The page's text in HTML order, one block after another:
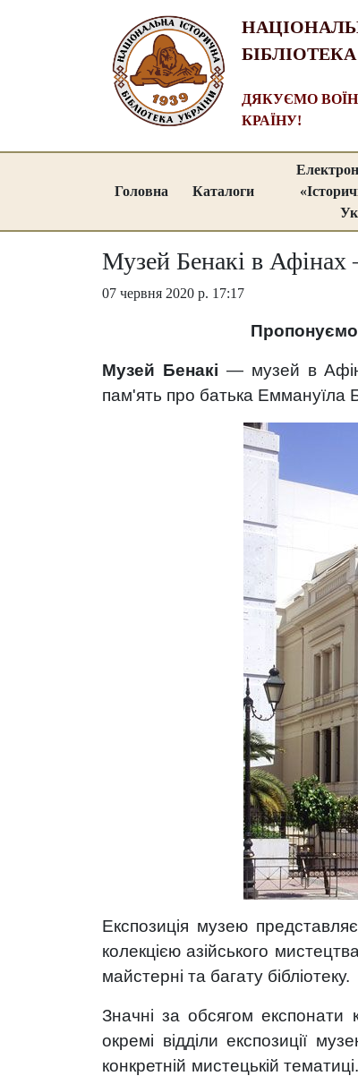
ДЯКУЄМО
КРАЇНУ!
Головна Каталоги
Музей Бенакі в Афінах
07 червня 2020 р. 17:17
Пропонуємо
Музей Бенакі — музей в
пам'ять про батька Еммануїла
Експозиція музею
колекцією азійського
майстерні та багату бібліотеку.
Значні за обсягом експонати
окремі відділи експозиції
конкретній мистецькій